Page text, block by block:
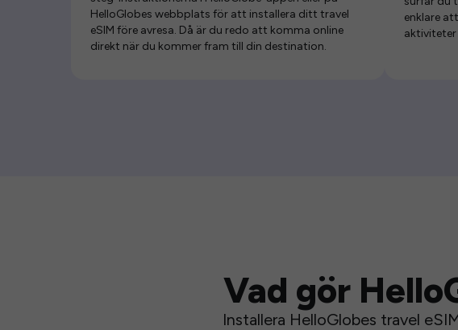
HelloGlobes webbplats för att installera ditt travel
eSIM före avresa. Då är du redo att komma online
direkt när du kommer fram till din destination.
enklare
aktiviteter
Vad gör
Installera HelloGlobes travel